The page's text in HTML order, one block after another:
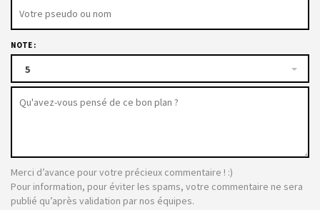
NOTE :
5
Merci d’avance pour votre précieux commentaire ! :)
Pour information, pour éviter les spams, votre commentaire ne sera
publié qu’après validation par nos équipes.